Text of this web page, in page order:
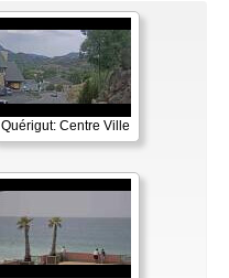
Quérigut: Centre Ville